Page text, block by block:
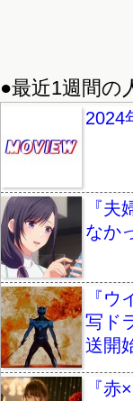
●最近1週間の
2024
『
なか
『
写ド
送開
『